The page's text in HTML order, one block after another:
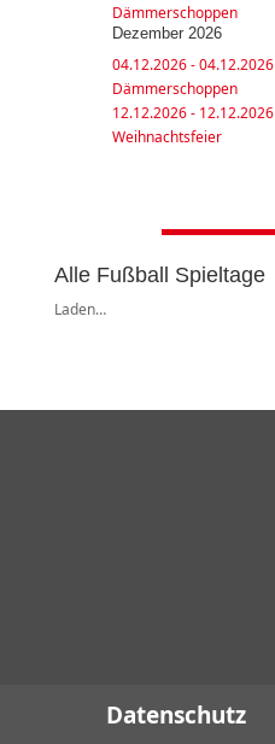
Dämmerschoppen
Dezember 2026
04.12.2026 - 04.12.2026
Dämmerschoppen
12.12.2026 - 12.12.2026
Weihnachtsfeier
Alle Fußball Spieltage
Laden…
Datenschutz